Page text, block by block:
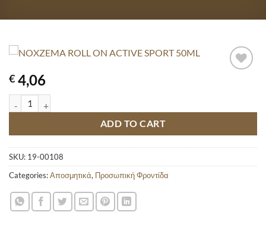
€ 4,06
NOXZEMA ROLL ON ACTIVE SPORT 50ML quantity
ADD TO CART
SKU: 19-00108
Categories:Αποσμητικά, Προσωπική Φροντίδα